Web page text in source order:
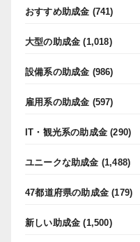
おすすめ助成金 (741)
大型の助成金 (1,018)
設備系の助成金 (986)
雇用系の助成金 (597)
IT・観光系の助成金 (290)
ユニークな助成金 (1,488)
47都道府県の助成金 (179)
新しい助成金 (1,500)